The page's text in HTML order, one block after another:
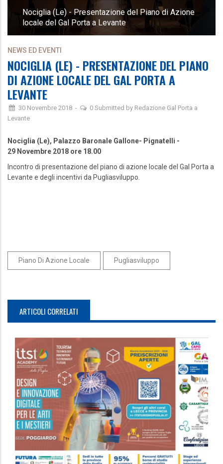
Nociglia (Le) - Presentazione del Piano di Azione
locale del Gal Porta a Levante
NEWS ED EVENTI
NOCIGLIA (LE) - PRESENTAZIONE DEL PIANO
DI AZIONE LOCALE DEL GAL PORTA A
LEVANTE
30 Novembre 2018 - 0 Submitted by Redazione Gal Porta a
Levante
Nociglia (Le), Palazzo Baronale Gallone- Pignatelli -
29 Novembre 2018 ore 18.00
Incontro di presentazione del piano di azione locale del Gal Porta a
Levante e degli incentivi da Pugliasviluppo.
Piano Di Azione Locale Pugliasviluppo
ARTICOLI CORRELATI